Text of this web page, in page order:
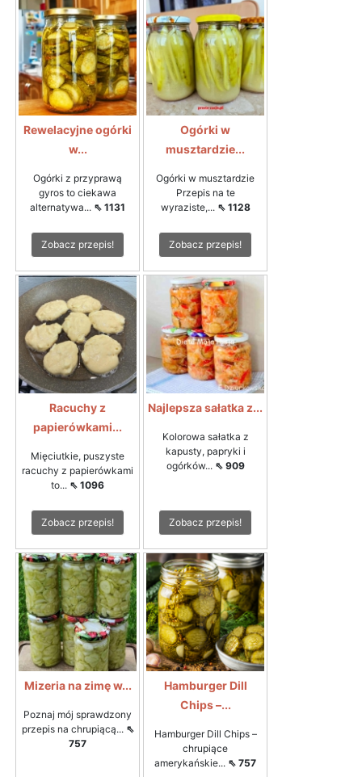
Rewelacyjne ogórki
w...
Ogórki z przyprawą
gyros to ciekawa
alternatywa... ⇖ 1131
Zobacz przepis!
Ogórki w
musztardzie...
Ogórki w musztardzie
Przepis na te
wyraziste,... ⇖ 1128
Zobacz przepis!
Racuchy z
papierówkami...
Mięciutkie, puszyste
racuchy z papierówkami
to... ⇖ 1096
Zobacz przepis!
Najlepsza sałatka z...
Kolorowa sałatka z
kapusty, papryki i
ogórków... ⇖ 909
Zobacz przepis!
Mizeria na zimę w...
Poznaj mój sprawdzony
przepis na chrupiącą... ⇖
757
Hamburger Dill
Chips –...
Hamburger Dill Chips –
chrupiące
amerykańskie... ⇖ 757